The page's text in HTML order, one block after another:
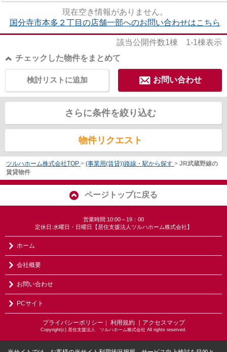
現在空き情報がありません。
国分寺市本多２丁目の店舗一部へのお問い合わせはこちら
該当公開件数1棟 1-1棟表示
チェックした物件をまとめて
お問い合わせ
検討リストに追加
さらに条件を絞り込む
物件リクエスト
ツルハホーム株式会社TOP > (事業用(賃貸))路線・駅から探す > JR武蔵野線の
賃貸物件
ページトップに戻る
営業時間:10:00～19：00
定休日:水曜日・日曜日【居住支援法人ツルハホーム株式会社】
ホーム
会社概要
お問い合わせ
PCサイト
プライバシーポリシー ｜ 利用規約 ｜アクセスマップ
Copyright(c) 居住支援法人 ツルハホーム株式会社 All rights reserved.